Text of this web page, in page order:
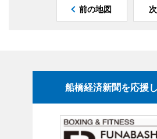
前の地図
船橋経済新聞を応援